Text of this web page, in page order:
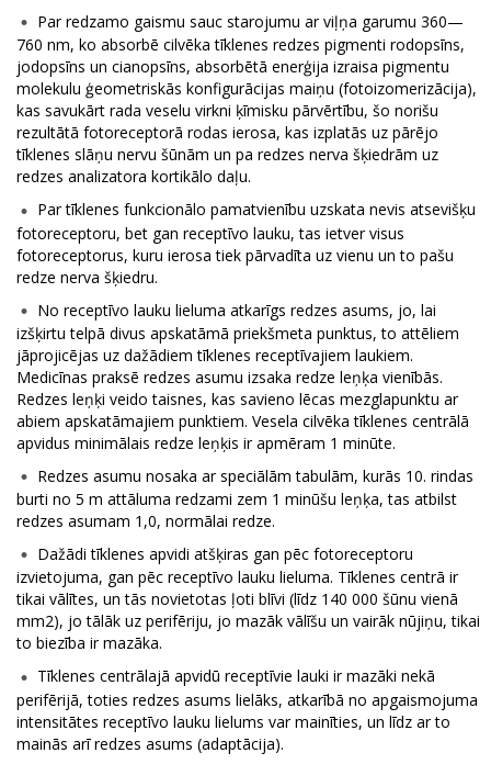
Par redzamo gaismu sauc starojumu ar viļņa garumu 360—
760 nm, ko absorbē cilvēka tīklenes redzes pigmenti rodopsīns,
jodopsīns un cianopsīns, absorbētā enerģija izraisa pigmentu
molekulu ģeometriskās konfigurācijas maiņu (fotoizomerizācija),
kas savukārt rada veselu virkni ķīmisku pārvērtību, šo norišu
rezultātā fotoreceptorā rodas ierosa, kas izplatās uz pārējo
tīklenes slāņu nervu šūnām un pa redzes nerva šķiedrām uz
redzes analizatora kortikālo daļu.
Par tīklenes funkcionālo pamatvienību uzskata nevis atsevišķu
fotoreceptoru, bet gan receptīvo lauku, tas ietver visus
fotoreceptorus, kuru ierosa tiek pārvadīta uz vienu un to pašu
redze nerva šķiedru.
No receptīvo lauku lieluma atkarīgs redzes asums, jo, lai
izšķirtu telpā divus apskatāmā priekšmeta punktus, to attēliem
jāprojicējas uz dažādiem tīklenes receptīvajiem laukiem.
Medicīnas praksē redzes asumu izsaka redze leņķa vienībās.
Redzes leņķi veido taisnes, kas savieno lēcas mezglapunktu ar
abiem apskatāmajiem punktiem. Vesela cilvēka tīklenes centrālā
apvidus minimālais redze leņķis ir apmēram 1 minūte.
Redzes asumu nosaka ar speciālām tabulām, kurās 10. rindas
burti no 5 m attāluma redzami zem 1 minūšu leņķa, tas atbilst
redzes asumam 1,0, normālai redze.
Dažādi tīklenes apvidi atšķiras gan pēc fotoreceptoru
izvietojuma, gan pēc receptīvo lauku lieluma. Tīklenes centrā ir
tikai vālītes, un tās novietotas ļoti blīvi (līdz 140 000 šūnu vienā
mm2), jo tālāk uz perifēriju, jo mazāk vālīšu un vairāk nūjiņu, tikai
to biezība ir mazāka.
Tīklenes centrālajā apvidū receptīvie lauki ir mazāki nekā
perifērijā, toties redzes asums lielāks, atkarībā no apgaismojuma
intensitātes receptīvo lauku lielums var mainīties, un līdz ar to
mainās arī redzes asums (adaptācija).